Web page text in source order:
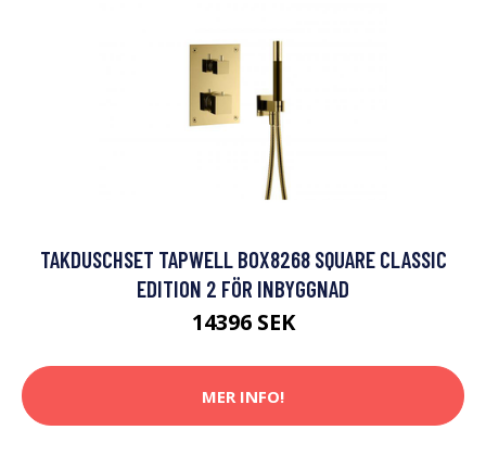
TAKDUSCHSET TAPWELL BOX8268 SQUARE CLASSIC
EDITION 2 FÖR INBYGGNAD
14396 SEK
MER INFO!